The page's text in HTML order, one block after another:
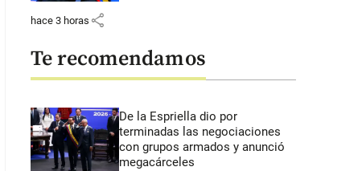
hace 3 horas share
Te recomendamos
De la Espriella dio por
terminadas las negociaciones
con grupos armados y anunció
megacárceles